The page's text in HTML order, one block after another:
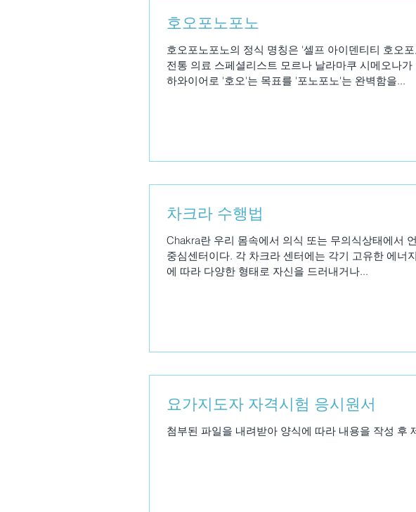
호오포노포노
호오포노포노의 정식 명칭은 '셀프 아이덴티티 호오
전통 의료 스페셜리스트 모르나 날라마쿠 시메오나
하와이어로 '호오'는 목표를 '포노포노'는 완벽함을...
차크라 수행법
Chakra란 우리 몸속에서 의식 또는 무의식상태에서
중심센터이다. 각 차크라 센터에는 각기 고유한 에너지
에 따라 다양한 형태로 자신을 드러내거나...
요가지도자 자격시험 응시원서
첨부된 파일을 내려받아 양식에 따라 내용을 작성 후